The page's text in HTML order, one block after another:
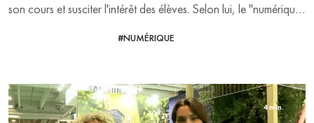
son cours et susciter l'intérêt des élèves. Selon lui, le "numérique
place dans l'enseignement". Il répond aux questions d'Alix
Versailles.
#NUMÉRIQUE
4 min.